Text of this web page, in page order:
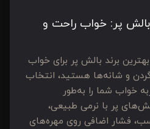
پر: خواب راحت و
برند بالش پر برای خواب
و شانه‌ها هستید، انتخاب
خواب شما را به‌طور
پر با نرمی طبیعی،
فشار اضافی روی مهره‌های